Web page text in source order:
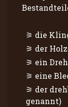
die
der
ein
eine
der
genannt)